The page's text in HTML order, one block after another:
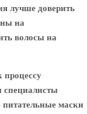
лучше доверить
на
волосы на
процессу
специалисты
питательные маски